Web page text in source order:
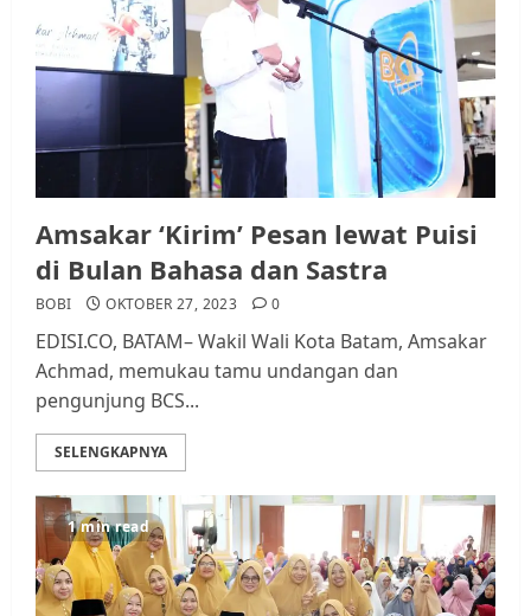
Amsakar ‘Kirim’ Pesan lewat Puisi
di Bulan Bahasa dan Sastra
BOBI OKTOBER 27, 2023 0
EDISI.CO, BATAM– Wakil Wali Kota Batam, Amsakar
Achmad, memukau tamu undangan dan
pengunjung BCS...
SELENGKAPNYA
1 min read